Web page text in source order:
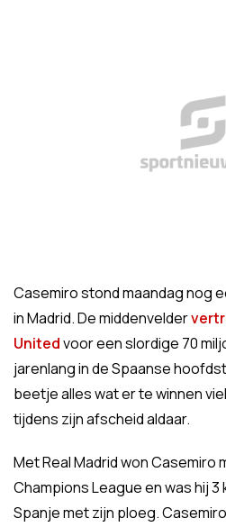
Casemiro stond maandag nog
in Madrid. De middenvelder
Unitedvoor een slordige 70
jarenlang in de Spaanse
beetje alles wat er te winnen
tijdens zijn afscheid aldaar.
Met Real Madrid won Casemiro
Champions League en was hij
Spanje met zijn ploeg.